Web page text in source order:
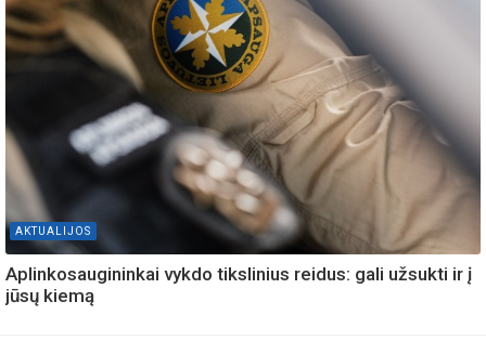
AKTUALIJOS
Aplinkosaugininkai vykdo tikslinius reidus: gali užsukti ir į
jūsų kiemą